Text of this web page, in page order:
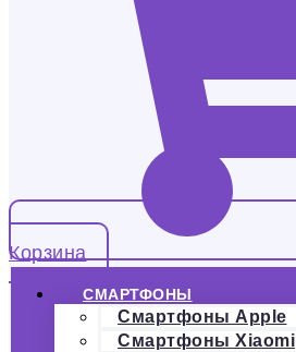
Корзина
СМАРТФОНЫ
Смартфоны Apple
Смартфоны Xiaomi